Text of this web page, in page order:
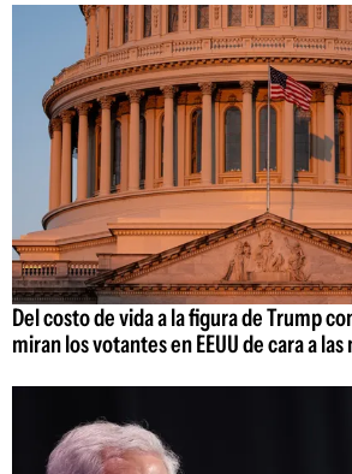
Del costo de vida a la figura de Trump
miran los votantes en EEUU de cara a